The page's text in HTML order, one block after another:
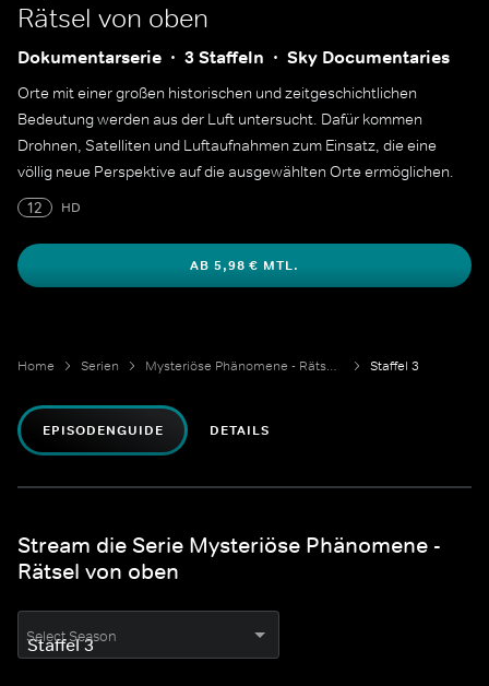
Rätsel von oben
Dokumentarserie 3 Staffeln Sky Documentaries
Orte mit einer großen historischen und zeitgeschichtlichen
Bedeutung werden aus der Luft untersucht. Dafür kommen
Drohnen, Satelliten und Luftaufnahmen zum Einsatz, die eine
völlig neue Perspektive auf die ausgewählten Orte ermöglichen.
12
HD
AB 5,98 € MTL.
Home Serien Mysteriöse Phänomene - Rätsel von oben Staffel 3
EPISODENGUIDE DETAILS
Stream die Serie Mysteriöse Phänomene -
Rätsel von oben
Select Season